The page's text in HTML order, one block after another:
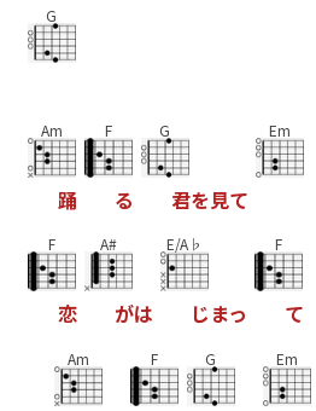
G
Am
踊
F
る
G
君を見て
Em
F
恋
A#
がは
E/A♭
じ まっ
F
て
Am F G Em